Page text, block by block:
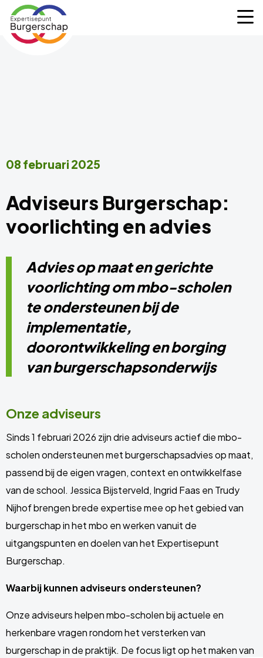
Expertisepunt
Burgerschap
Adviseurs Burgerschap:
voorlichting en advies
08 februari 2025
Advies op maat en gerichte
voorlichting om mbo-scholen
te ondersteunen bij de
implementatie,
doorontwikkeling en borging
van burgerschapsonderwijs
Onze adviseurs
Sinds 1 februari 2026 zijn drie adviseurs actief die mbo-
scholen ondersteunen met burgerschapsadvies op maat,
passend bij de eigen vragen, context en ontwikkelfase
van de school. Jessica Bijsterveld, Ingrid Faas en Trudy
Nijhof brengen brede expertise mee op het gebied van
burgerschap in het mbo en werken vanuit de
uitgangspunten en doelen van het Expertisepunt
Burgerschap.
Waarbij kunnen adviseurs ondersteunen?
Onze adviseurs helpen mbo-scholen bij actuele en
herkenbare vragen rondom het versterken van
burgerschap in de praktijk. De focus ligt op het maken van